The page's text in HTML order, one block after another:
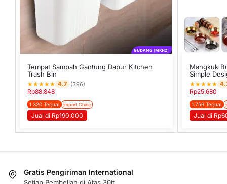
GUDANG [MRH2]
Tempat Sampah Gantung Dapur Kitchen
Trash Bin
★★★★★ 4.7 (396)
Rp88.848
1.320 Terjual Import China
Jual di Rp190.000
Mangkuk
Simple
★★★★★
Rp25.680
1.756 Terjual
Jual di
Gratis Pengiriman International